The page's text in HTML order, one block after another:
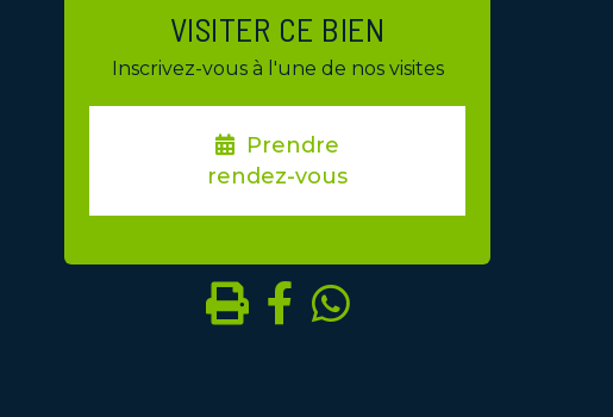
VISITER CE BIEN
Inscrivez-vous à l'une de nos visites
Prendre
rendez-vous